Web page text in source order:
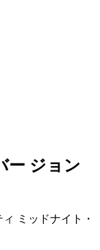
ー ジョン
ミッドナイト・